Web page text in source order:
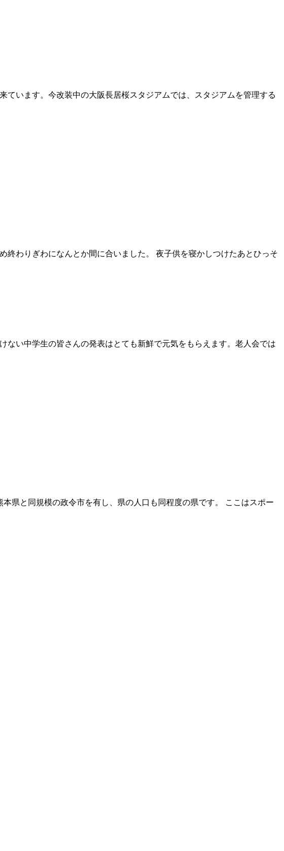
います。今改装中の大阪長居桜スタジアムでは、スタジアムを管理する
わりぎわになんとか間に合いました。 夜子供を寝かしつけたあとひっそ
い中学生の皆さんの発表はとても新鮮で元気をもらえます。老人会では
県と同規模の政令市を有し、県の人口も同程度の県です。 ここはスポー